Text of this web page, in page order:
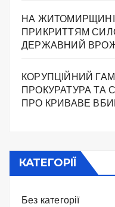
НА ЖИТОМИРЩИНІ
ПРИКРИТТЯМ
ДЕРЖАВНИЙ
КОРУПЦІЙНИЙ
ПРОКУРАТУРА ТА
ПРО КРИВАВЕ
КАТЕГОРІЇ
Без категорії